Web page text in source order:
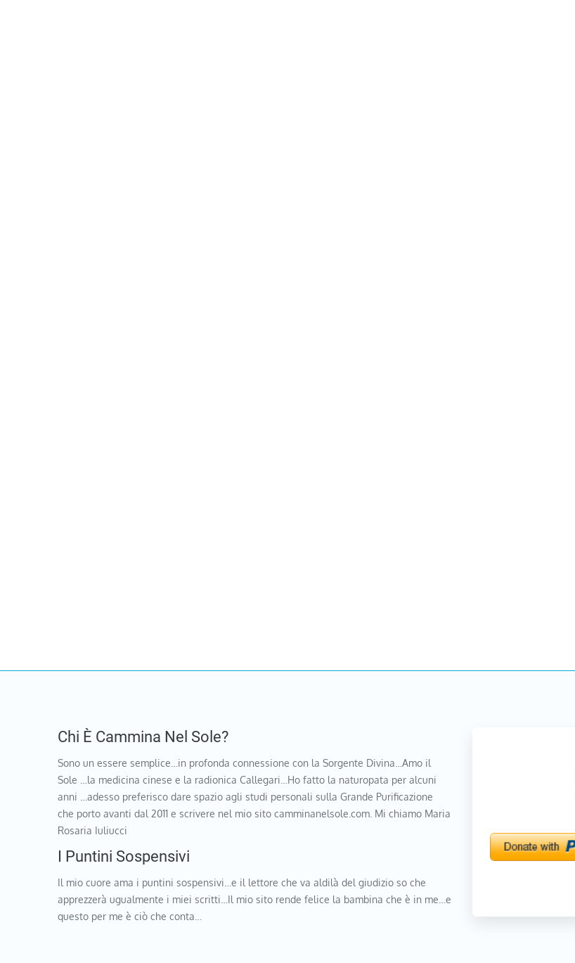
Chi È Cammina Nel Sole?
Sono un essere semplice…in profonda connessione con la Sorgente Divina…Amo il
Sole …la medicina cinese e la radionica Callegari…Ho fatto la naturopata per alcuni
anni …adesso preferisco dare spazio agli studi personali sulla Grande Purificazione
che porto avanti dal 2011 e scrivere nel mio sito camminanelsole.com. Mi chiamo Maria
Rosaria Iuliucci
I Puntini Sospensivi
Il mio cuore ama i puntini sospensivi…e il lettore che va aldilà del giudizio so che
apprezzerà ugualmente i miei scritti…Il mio sito rende felice la bambina che è in me…e
questo per me è ciò che conta…